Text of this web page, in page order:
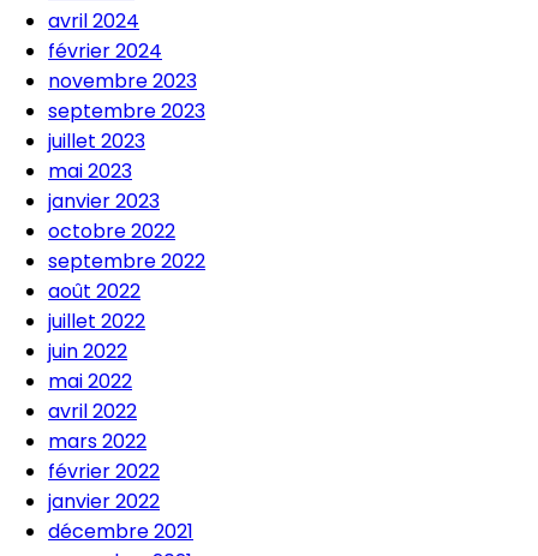
avril 2024
février 2024
novembre 2023
septembre 2023
juillet 2023
mai 2023
janvier 2023
octobre 2022
septembre 2022
août 2022
juillet 2022
juin 2022
mai 2022
avril 2022
mars 2022
février 2022
janvier 2022
décembre 2021